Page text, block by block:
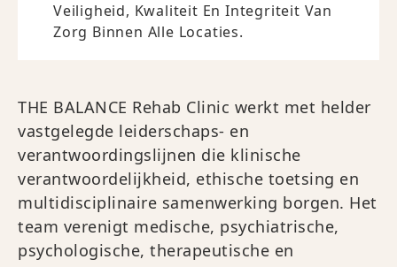
Veiligheid, Kwaliteit En Integriteit Van
Zorg Binnen Alle Locaties.
THE BALANCE Rehab Clinic werkt met helder
vastgelegde leiderschaps- en
verantwoordingslijnen die klinische
verantwoordelijkheid, ethische toetsing en
multidisciplinaire samenwerking borgen. Het
team verenigt medische, psychiatrische,
psychologische, therapeutische en